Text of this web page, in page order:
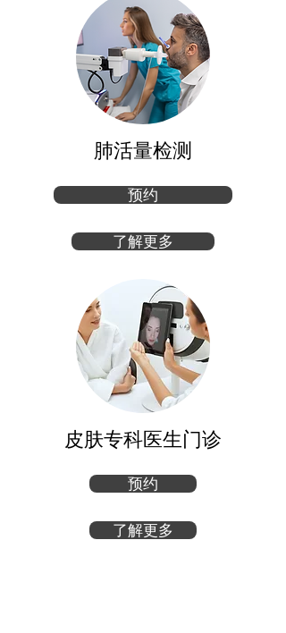
​肺活量检测
预约
了解更多
皮肤专科医生门诊
预约
了解更多